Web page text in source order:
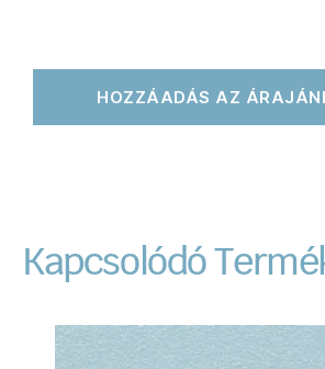
HOZZÁADÁS AZ
Kapcsolódó